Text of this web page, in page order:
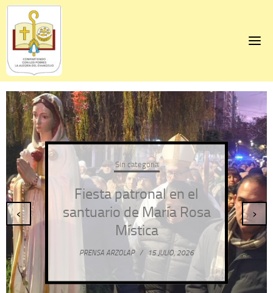
Skip
content
Sin categoría
Fiesta patronal en el
santuario de María Rosa
Mística
PRENSA ARZOLAP / 15 JULIO, 2026
‹ ›